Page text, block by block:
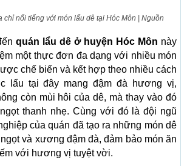
chỉ nổi tiếng với món lẩu dê tại Hóc Môn | Nguồn
quán lẩu dê ở huyện Hóc Môn này
một thực đơn đa dạng với nhiều món
chế biến và kết hợp theo nhiều cách
lẩu tại đây mang đậm đà hương vị,
còn mùi hôi của dê, mà thay vào đó
thanh nhẹ. Cùng với đó là đội ngũ
của quán đã tạo ra những món dê
và xương đậm đà, đảm bảo món ăn
với hương vị tuyệt vời.